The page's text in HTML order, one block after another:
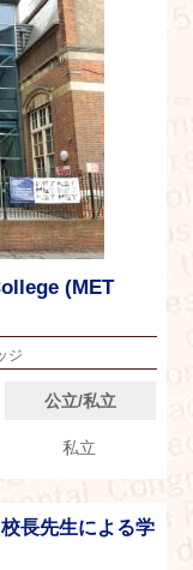
(MET
ジ
公立/私立
私立
長先生による学